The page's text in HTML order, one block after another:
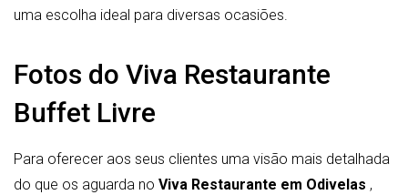
uma escolha ideal para diversas ocasiões.
Fotos do Viva Restaurante
Buffet Livre
Para oferecer aos seus clientes uma visão mais detalhada
do que os aguarda no Viva Restaurante em Odivelas ,